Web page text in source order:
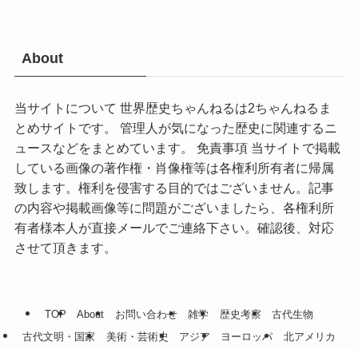
About
当サイトについて 世界歴史ちゃんねるは2ちゃんねるま
とめサイトです。 管理人が気になった歴史に関連するニ
ュースなどをまとめています。 免責事項 当サイトで掲載
している画像の著作権・肖像権等は各権利所有者に帰属
致します。権利を侵害する目的ではございません。記事
の内容や掲載画像等に問題がございましたら、各権利所
有者様本人が直接メールでご連絡下さい。確認後、対応
させて頂きます。
TOP About お問い合わせ 雑学 歴史考察
古代生物
古代文明・国家
美術・芸術史 アジア ヨーロッパ 北アメリカ